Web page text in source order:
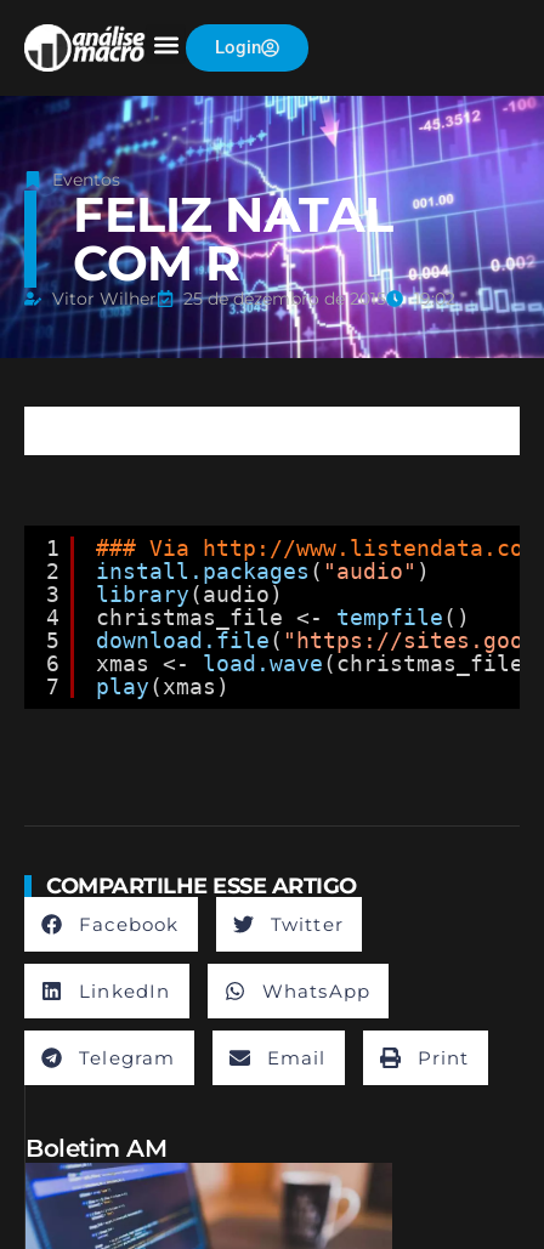
Login
Eventos
FELIZ NATAL
COM R
Vitor Wilher 25 de dezembro de 2015 19:02
1
2
3
4
5
6
7
### Via
http://
install.packages ( "audio" )
library(audio)
christmas_file <- tempfile()
download.file( " https://
xmas <- load.wave(christmas_file)
play(xmas)
COMPARTILHE ESSE ARTIGO
Facebook Twitter
LinkedIn WhatsApp
Telegram Email Print
Boletim AM